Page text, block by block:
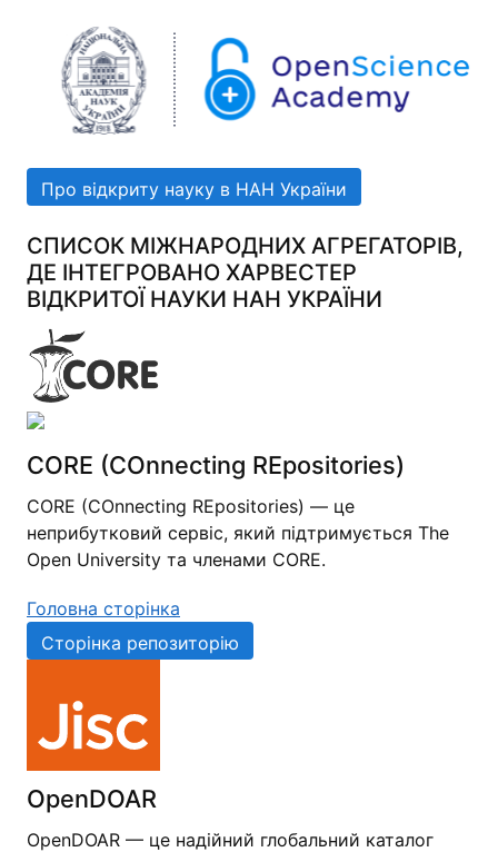
Про відкриту науку в НАН України
СПИСОК МІЖНАРОДНИХ АГРЕГАТОРІВ,
ДЕ ІНТЕГРОВАНО ХАРВЕСТЕР
ВІДКРИТОЇ НАУКИ НАН УКРАЇНИ
CORE (COnnecting REpositories)
CORE (COnnecting REpositories) — це
неприбутковий сервіс, який підтримується The
Open University та членами CORE.
Головна сторінка
Сторінка репозиторію
OpenDOAR
OpenDOAR — це надійний глобальний каталог